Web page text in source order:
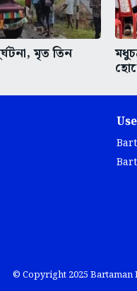
মৃত তিন
© Copyright 2025 Bartaman